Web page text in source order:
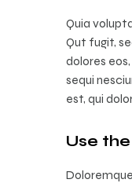
Quia
Qut fugit,
dolores
sequi
est, qui
Use